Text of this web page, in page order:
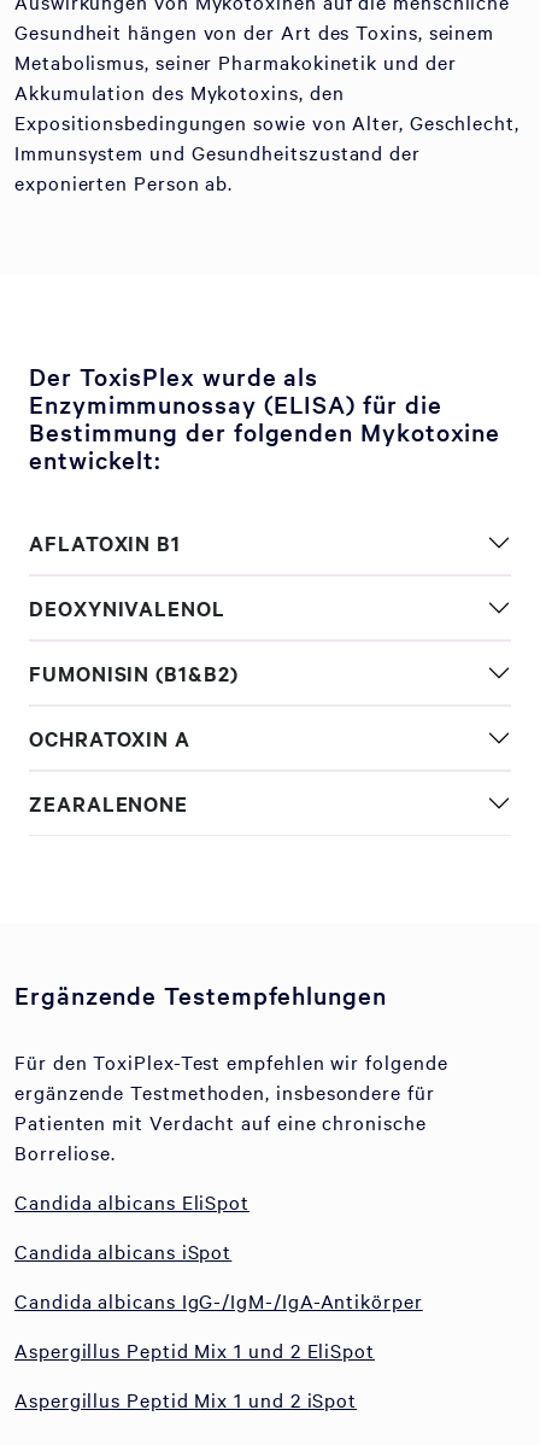
Gesundheit hängen von der Art des Toxins, seinem
Metabolismus, seiner Pharmakokinetik und der
Akkumulation des Mykotoxins, den
Expositionsbedingungen sowie von Alter, Geschlecht,
Immunsystem und Gesundheitszustand der
exponierten Person ab.
Der ToxisPlex wurde als
Enzymimmunossay (ELISA) für die
Bestimmung der folgenden Mykotoxine
entwickelt:
AFLATOXIN B1
DEOXYNIVALENOL
FUMONISIN (B1&B2)
OCHRATOXIN A
ZEARALENONE
Ergänzende Testempfehlungen
Für den ToxiPlex-Test empfehlen wir folgende
ergänzende Testmethoden, insbesondere für
Patienten mit Verdacht auf eine chronische
Borreliose.
Candida albicans EliSpot
Candida albicans iSpot
Candida albicans IgG-/IgM-/IgA-Antikörper
Aspergillus Peptid Mix 1 und 2 EliSpot
Aspergillus Peptid Mix 1 und 2 iSpot